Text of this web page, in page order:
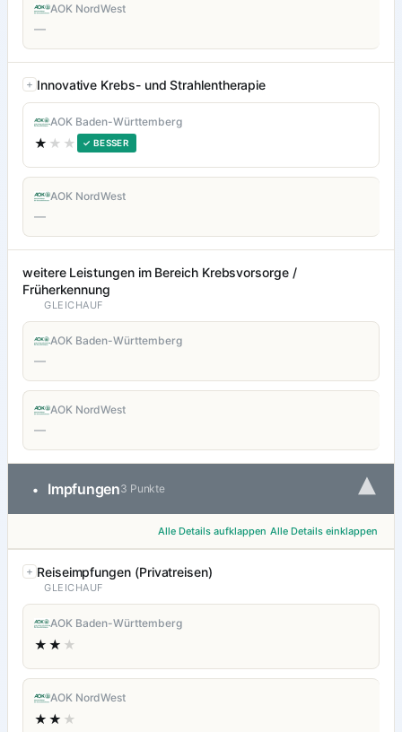
AOK NordWest
—
Innovative Krebs- und Strahlentherapie
AOK Baden-Württemberg
★ ★★ ✓ BESSER
AOK NordWest
—
weitere Leistungen im Bereich Krebsvorsorge /
Früherkennung
GLEICHAUF
AOK Baden-Württemberg
—
AOK NordWest
—
• Impfungen3 Punkte ▾
Alle Details aufklappen Alle Details einklappen
Reiseimpfungen (Privatreisen)
GLEICHAUF
AOK Baden-Württemberg
★★ ★
AOK NordWest
★★ ★